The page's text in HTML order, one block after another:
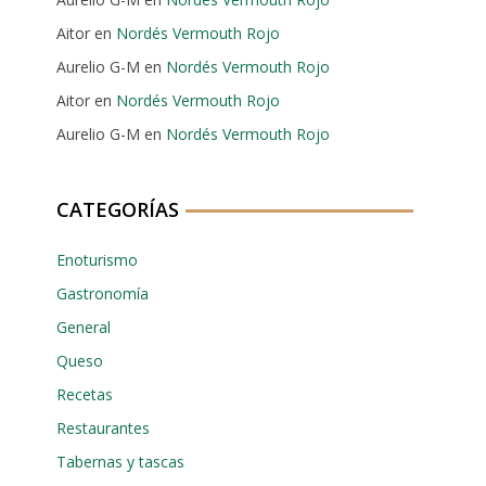
Aitoren Nordés Vermouth Rojo
Aurelio G-M en Nordés Vermouth Rojo
Aitoren Nordés Vermouth Rojo
Aurelio G-M en Nordés Vermouth Rojo
CATEGORÍAS
Enoturismo
Gastronomía
General
Queso
Recetas
Restaurantes
Tabernas y tascas